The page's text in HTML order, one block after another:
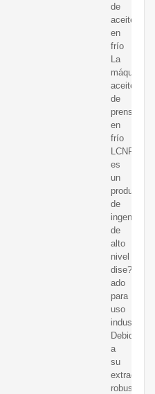
de
aceite
en
frío
La
máquina
aceitera
de
prensado
en
frío
es
un
producto
de
ingeniería
de
alto
nivel
dise?
ado
para
uso
industrial.
Debido
a
su
robustez